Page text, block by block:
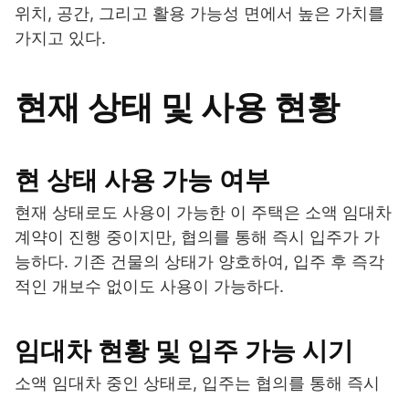
위치, 공간, 그리고 활용 가능성 면에서 높은 가치를
가지고 있다.
현재 상태 및 사용 현황
현 상태 사용 가능 여부
현재 상태로도 사용이 가능한 이 주택은 소액 임대차
계약이 진행 중이지만, 협의를 통해 즉시 입주가 가
능하다. 기존 건물의 상태가 양호하여, 입주 후 즉각
적인 개보수 없이도 사용이 가능하다.
임대차 현황 및 입주 가능 시기
소액 임대차 중인 상태로, 입주는 협의를 통해 즉시